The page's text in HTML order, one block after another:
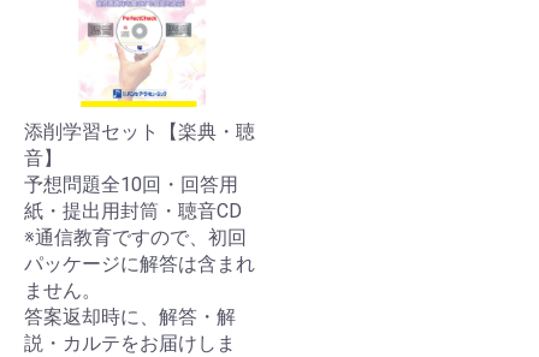
添削学習セット【楽典・聴
音】
予想問題全10回・回答用
紙・提出用封筒・聴音CD
※通信教育ですので、初回
パッケージに解答は含まれ
ません。
答案返却時に、解答・解
説・カルテをお届けしま
お買い物を続ける